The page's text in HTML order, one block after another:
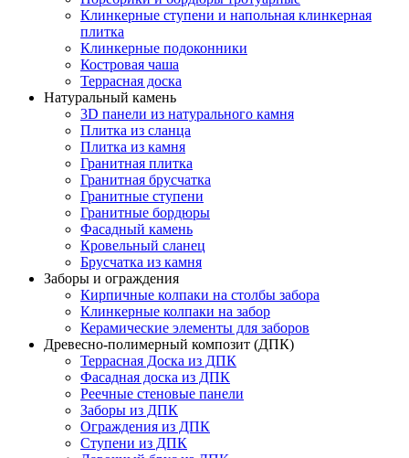
Клинкерные ступени и напольная клинкерная
плитка
Клинкерные подоконники
Костровая чаша
Террасная доска
Натуральный камень
3D панели из натурального камня
Плитка из сланца
Плитка из камня
Гранитная плитка
Гранитная брусчатка
Гранитные ступени
Гранитные бордюры
Фасадный камень
Кровельный сланец
Брусчатка из камня
Заборы и ограждения
Кирпичные колпаки на столбы забора
Клинкерные колпаки на забор
Керамические элементы для заборов
Древесно-полимерный композит (ДПК)
Террасная Доска из ДПК
Фасадная доска из ДПК
Реечные стеновые панели
Заборы из ДПК
Ограждения из ДПК
Ступени из ДПК